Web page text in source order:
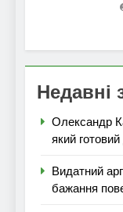
Недавні
Олександр
який
Видатний
бажання